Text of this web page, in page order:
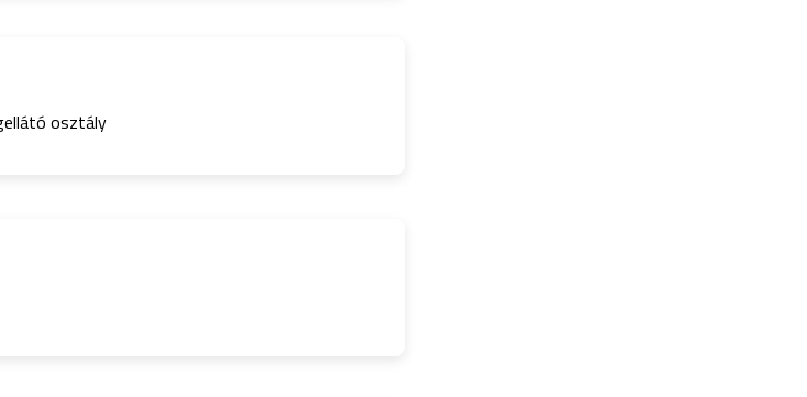
osztály